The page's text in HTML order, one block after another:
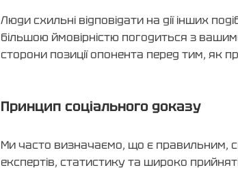
Люди схильні відповідати на дії інших
більшою ймовірністю погодиться з
сторони позиції опонента перед тим, як
Принцип соціального доказу
Ми часто визначаємо, що є правильним,
експертів, статистику та широко